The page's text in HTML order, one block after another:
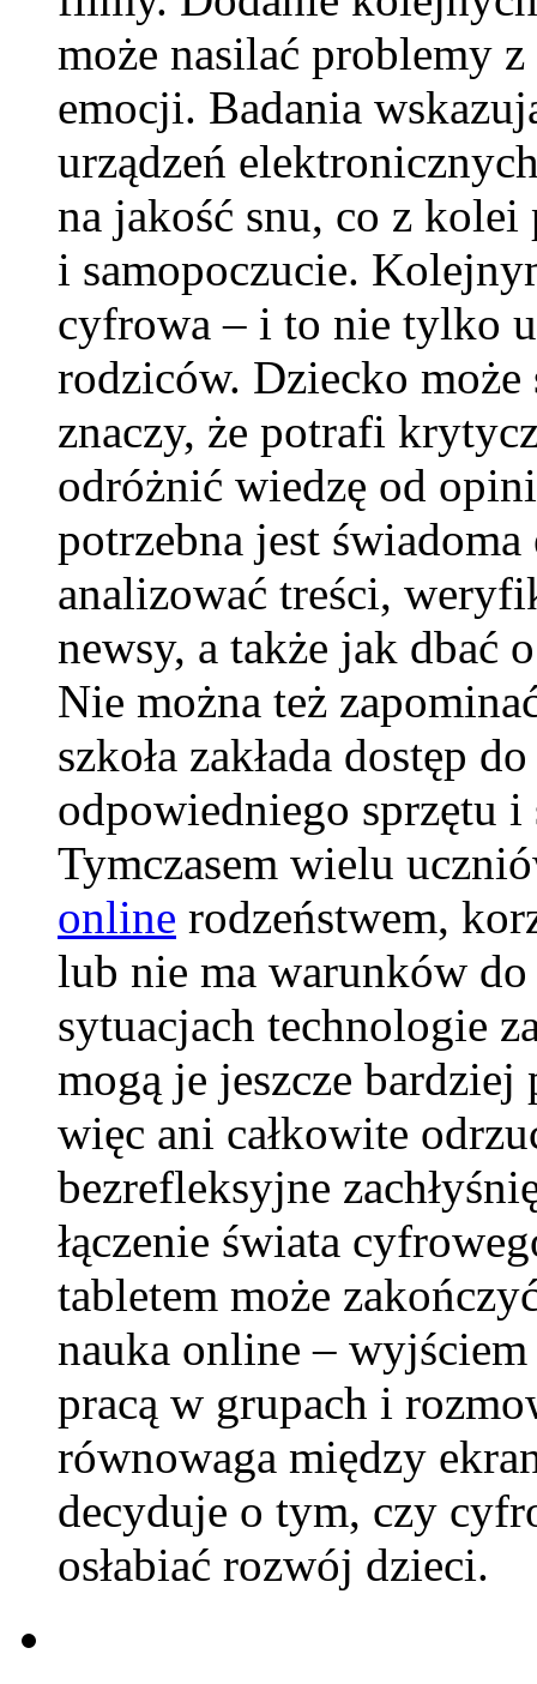
może nasilać problemy
emocji. Badania
urządzeń
na jakość snu, co z kolei
i samopoczucie.
cyfrowa – i to nie tylko
rodziców. Dziecko
znaczy, że potrafi
odróżnić wiedzę od
potrzebna jest
analizować treści,
newsy, a także jak dbać
Nie można też
szkoła zakłada dostęp
odpowiedniego sprzętu
Tymczasem wielu
online rodzeństwem,
lub nie ma warunków
sytuacjach technologie
mogą je jeszcze bardziej
więc ani całkowite
bezrefleksyjne
łączenie świata
tabletem może
nauka online –
pracą w grupach i
równowaga między
decyduje o tym, czy
osłabiać rozwój dzieci.